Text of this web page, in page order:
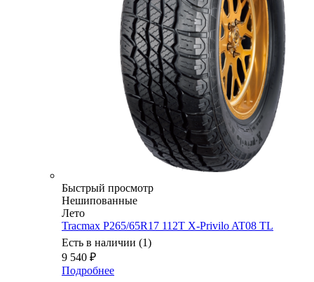
Быстрый просмотр
Нешипованные
Лето
Tracmax P265/65R17 112T X-Privilo AT08 TL
Есть в наличии (1)
9 540 ₽
Подробнее